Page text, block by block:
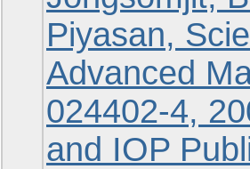
Piyasan,
Advanced
024402-4,
and IOP